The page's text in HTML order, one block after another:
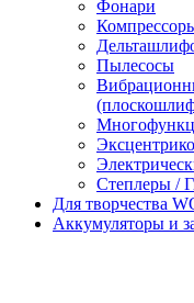
Фонари
Пылесосы
Степлеры /
Для творчества
Аккумуляторы и